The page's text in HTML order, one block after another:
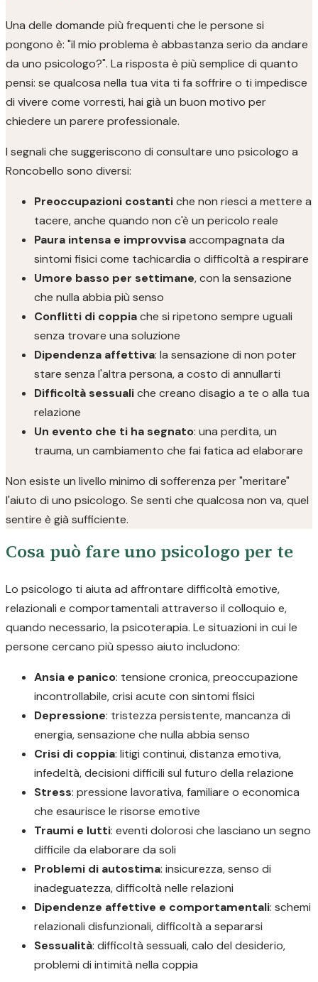
Una delle domande più frequenti che le persone si
pongono è: "il mio problema è abbastanza serio da andare
da uno psicologo?". La risposta è più semplice di quanto
pensi: se qualcosa nella tua vita ti fa soffrire o ti impedisce
di vivere come vorresti, hai già un buon motivo per
chiedere un parere professionale.
I segnali che suggeriscono di consultare uno psicologo a
Roncobello sono diversi:
Preoccupazioni costantiche non riesci a mettere a
tacere, anche quando non c'è un pericolo reale
Paura intensa e improvvisaaccompagnata da
sintomi fisici come tachicardia o difficoltà a respirare
Umore basso per settimane, con la sensazione
che nulla abbia più senso
Conflitti di coppiache si ripetono sempre uguali
senza trovare una soluzione
Dipendenza affettiva: la sensazione di non poter
stare senza l'altra persona, a costo di annullarti
Difficoltà sessualiche creano disagio a te o alla tua
relazione
Un evento che ti ha segnato: una perdita, un
trauma, un cambiamento che fai fatica ad elaborare
Non esiste un livello minimo di sofferenza per "meritare"
l'aiuto di uno psicologo. Se senti che qualcosa non va, quel
sentire è già sufficiente.
Cosa può fare uno psicologo per te
Lo psicologo ti aiuta ad affrontare difficoltà emotive,
relazionali e comportamentali attraverso il colloquio e,
quando necessario, la psicoterapia. Le situazioni in cui le
persone cercano più spesso aiuto includono:
Ansia e panico: tensione cronica, preoccupazione
incontrollabile, crisi acute con sintomi fisici
Depressione: tristezza persistente, mancanza di
energia, sensazione che nulla abbia senso
Crisi di coppia: litigi continui, distanza emotiva,
infedeltà, decisioni difficili sul futuro della relazione
Stress: pressione lavorativa, familiare o economica
che esaurisce le risorse emotive
Traumi e lutti: eventi dolorosi che lasciano un segno
difficile da elaborare da soli
Problemi di autostima: insicurezza, senso di
inadeguatezza, difficoltà nelle relazioni
Dipendenze affettive e comportamentali: schemi
relazionali disfunzionali, difficoltà a separarsi
Sessualità: difficoltà sessuali, calo del desiderio,
problemi di intimità nella coppia